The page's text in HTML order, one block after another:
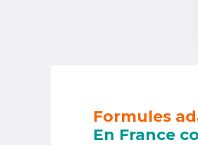
Formules
En France